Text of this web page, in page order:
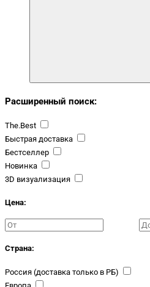
Расширенный поиск:
The.Best
Быстрая доставка
Бестселлер
Новинка
3D визуализация
Цена:
Страна:
Россия (доставка только в РБ)